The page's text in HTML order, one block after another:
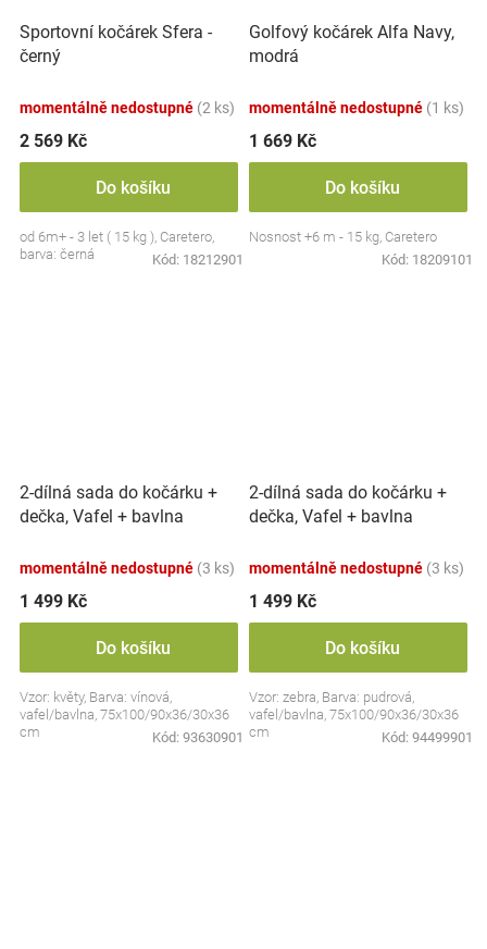
Sportovní kočárek Sfera -
černý
momentálně nedostupné (2 ks)
2 569 Kč
Do košíku
od 6m+ - 3 let ( 15 kg ), Caretero,
barva: černá
Kód: 18212901
Golfový kočárek Alfa Navy,
modrá
momentálně nedostupné (1 ks)
1 669 Kč
Do košíku
Nosnost +6 m - 15 kg, Caretero
Kód: 18209101
2-dílná sada do kočárku +
dečka, Vafel + bavlna
momentálně nedostupné (3 ks)
1 499 Kč
Do košíku
Vzor: květy, Barva: vínová,
vafel/bavlna, 75x100/90x36/30x36
cm
Kód: 93630901
2-dílná sada do kočárku +
dečka, Vafel + bavlna
momentálně nedostupné (3 ks)
1 499 Kč
Do košíku
Vzor: zebra, Barva: pudrová,
vafel/bavlna, 75x100/90x36/30x36
cm
Kód: 94499901